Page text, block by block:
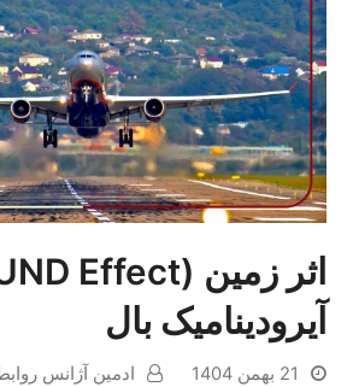
آیرودینامیک بال
21 بهمن 1404
ادمین آژانس